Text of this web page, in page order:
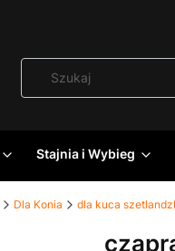
Stajnia i Wybieg
Dla Konia dla kuca